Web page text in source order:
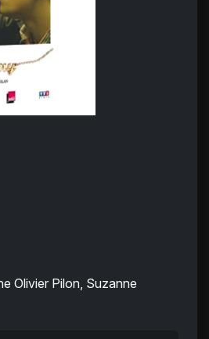
Olivier Pilon, Suzanne